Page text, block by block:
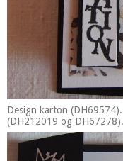
Design karton
(DH212019 og DH67278).